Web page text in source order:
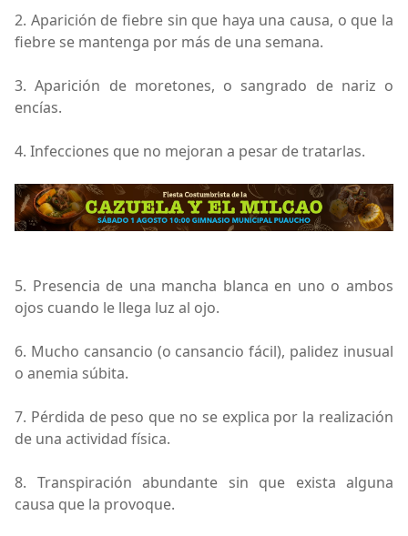
2. Aparición de fiebre sin que haya una causa, o que la
fiebre se mantenga por más de una semana.
3. Aparición de moretones, o sangrado de nariz o
encías.
4. Infecciones que no mejoran a pesar de tratarlas.
5. Presencia de una mancha blanca en uno o ambos
ojos cuando le llega luz al ojo.
6. Mucho cansancio (o cansancio fácil), palidez inusual
o anemia súbita.
7. Pérdida de peso que no se explica por la realización
de una actividad física.
8. Transpiración abundante sin que exista alguna
causa que la provoque.